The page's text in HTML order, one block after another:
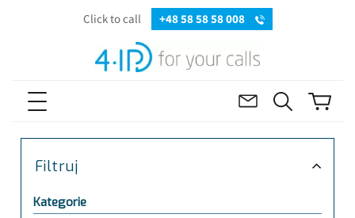
Click to call +48 58 58 58 008
Filtruj
Kategorie